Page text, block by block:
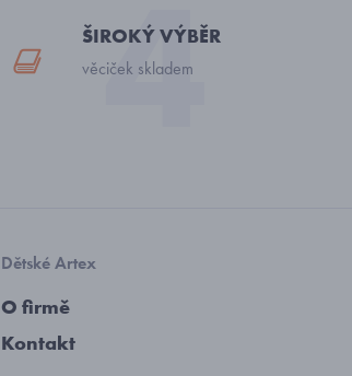
ŠIROKÝ VÝBĚR
věciček skladem
Dětské Artex
O firmě
Kontakt